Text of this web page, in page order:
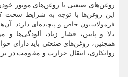
روغن‌های صنعتی با روغن‌های موتور
این روغن‌ها با توجه به شرایط سخت
فرمولاسیون خاص و پیچیده‌ای دارند. آن‌ها
بالا و پایین، فشار زیاد، آلودگی‌ها و
همچنین، روغن‌های صنعتی باید دارای
روانکاری، انتقال حرارت و مقاومت در